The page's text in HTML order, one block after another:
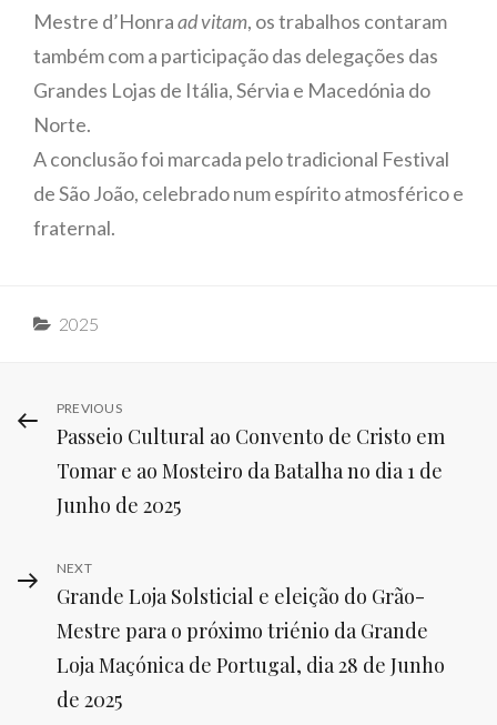
Mestre d’Honraad vitam, os trabalhos contaram
também com a participação das delegações das
Grandes Lojas de Itália, Sérvia e Macedónia do
Norte.
A conclusão foi marcada pelo tradicional Festival
de São João, celebrado num espírito atmosférico e
fraternal.
Categories
2025
Navegação
de
artigos
Previous
Post
PREVIOUS
Passeio Cultural ao Convento de Cristo em
Tomar e ao Mosteiro da Batalha no dia 1 de
Junho de 2025
Next
Post
NEXT
Grande Loja Solsticial e eleição do Grão-
Mestre para o próximo triénio da Grande
Loja Maçónica de Portugal, dia 28 de Junho
de 2025